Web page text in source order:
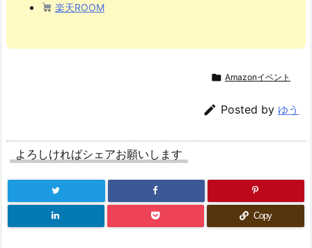
楽天ROOM
 Amazonイベント
 Posted by ゆう
よろしければシェアお願いします
Copy